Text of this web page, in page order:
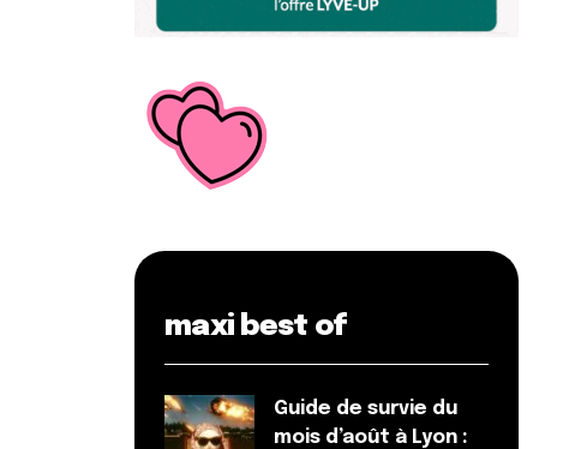
maxi best of
Guide de survie du
mois d’août à Lyon :